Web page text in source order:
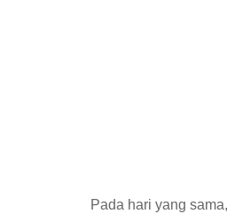
Pada hari yang